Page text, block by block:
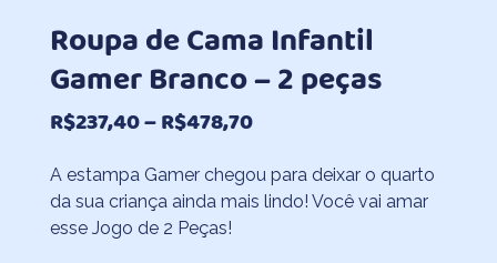
Roupa de Cama Infantil
Gamer Branco – 2 peças
R$237,40–R$478,70Faixa
preço:
A estampa Gamer chegou para deixar o quarto
da sua criança ainda mais lindo! Você vai amar
esse Jogo de 2 Peças!